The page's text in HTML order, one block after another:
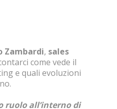
Zambardi, sales
come vede il
e quali evoluzioni
ruolo all’interno di